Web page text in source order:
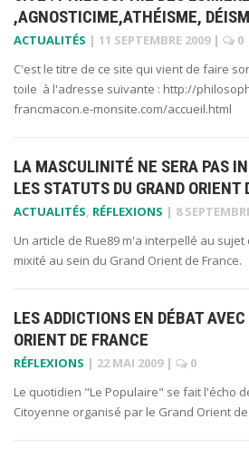
,AGNOSTICIME,ATHÉISME,
ACTUALITÉS | 11 SEPTEMBRE 2009 |
0
C'est le titre de ce site qui vient de faire
toile à l'adresse suivante : http://
francmacon.e-monsite.com/accueil.html
LA MASCULINITÉ NE SERA PAS
LES STATUTS DU GRAND ORIENT
ACTUALITÉS, RÉFLEXIONS | 8
Un article de Rue89 m'a interpellé au
mixité au sein du Grand Orient de France.
LES ADDICTIONS EN DÉBAT
ORIENT DE FRANCE
RÉFLEXIONS | 22 MAI 2009 |
0
Le quotidien "Le Populaire" se fait l'écho
Citoyenne organisé par le Grand Orient de